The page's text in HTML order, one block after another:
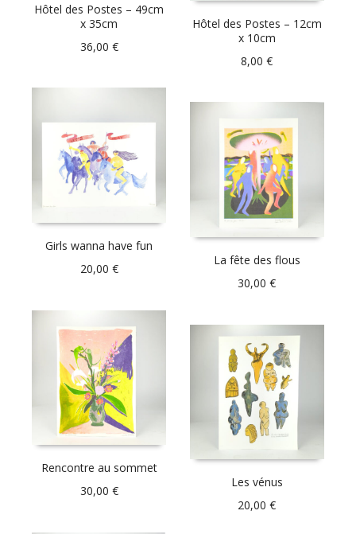
Hôtel des Postes – 49cm
x 35cm
36,00 €
Hôtel des Postes – 12cm
x 10cm
8,00€
Girls wanna have fun
20,00 €
La fête des flous
30,00€
Rencontre au sommet
30,00 €
Les vénus
20,00€